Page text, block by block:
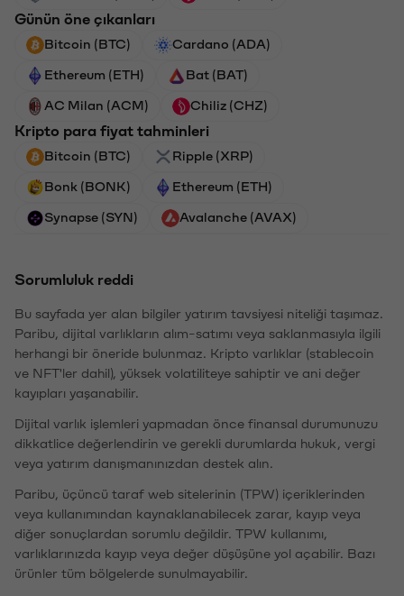
Günün öne çıkanları
Bitcoin (BTC) Cardano (ADA)
Ethereum (ETH) Bat (BAT)
AC Milan (ACM) Chiliz (CHZ)
Kripto para fiyat tahminleri
Bitcoin (BTC) Ripple (XRP)
Bonk (BONK) Ethereum (ETH)
Synapse (SYN) Avalanche (AVAX)
Sorumluluk reddi
Bu sayfada yer alan bilgiler yatırım tavsiyesi niteliği taşımaz.
Paribu, dijital varlıkların alım-satımı veya saklanmasıyla ilgili
herhangi bir öneride bulunmaz. Kripto varlıklar (stablecoin
ve NFT'ler dahil), yüksek volatiliteye sahiptir ve ani değer
kayıpları yaşanabilir.
Dijital varlık işlemleri yapmadan önce finansal durumunuzu
dikkatlice değerlendirin ve gerekli durumlarda hukuk, vergi
veya yatırım danışmanınızdan destek alın.
Paribu, üçüncü taraf web sitelerinin (TPW) içeriklerinden
veya kullanımından kaynaklanabilecek zarar, kayıp veya
diğer sonuçlardan sorumlu değildir. TPW kullanımı,
varlıklarınızda kayıp veya değer düşüşüne yol açabilir. Bazı
ürünler tüm bölgelerde sunulmayabilir.